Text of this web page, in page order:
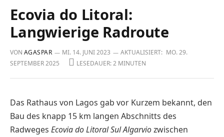
Ecovia do Litoral:
Langwierige Radroute
VON AGASPAR MI. 14. JUNI 2023 AKTUALISIERT: MO. 29.
SEPTEMBER 2025
LESEDAUER: 2 MINUTEN
Das Rathaus von Lagos gab vor Kurzem bekannt, den
Bau des knapp 15 km langen Abschnitts des
Radweges Ecovia do LitoralSul Algarviozwischen